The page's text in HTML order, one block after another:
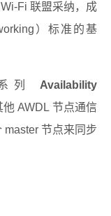
Fi 联盟采纳，成
）标准的基
列 Availability
AWDL 节点通信
master 节点来同步